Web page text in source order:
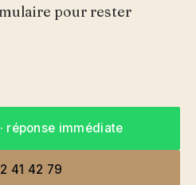
pour rester
réponse immédiate
41 42 79